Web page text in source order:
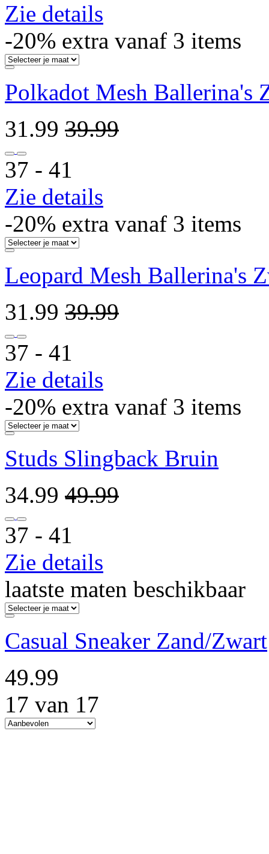
Zie details
-20% extra vanaf 3 items
Polkadot Mesh Ballerina's
31.99 39.99
37 ‐ 41
Zie details
-20% extra vanaf 3 items
Leopard Mesh Ballerina's
31.99 39.99
37 ‐ 41
Zie details
-20% extra vanaf 3 items
Studs Slingback Bruin
34.99 49.99
37 ‐ 41
Zie details
laatste maten beschikbaar
Casual Sneaker Zand/Zwart
49.99
17 van 17